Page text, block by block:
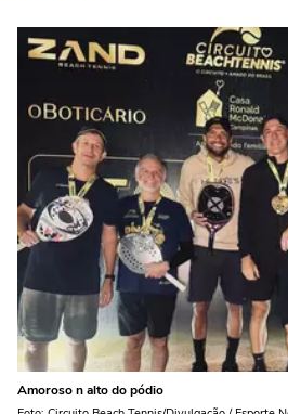
Amoroso n alto do pódio